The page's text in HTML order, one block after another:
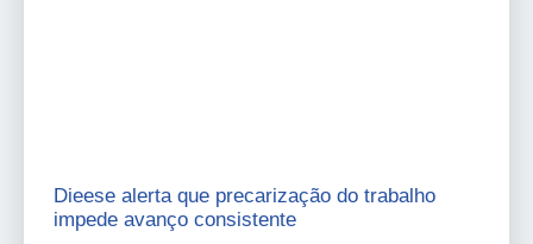
Dieese alerta que precarização do trabalho
impede avanço consistente